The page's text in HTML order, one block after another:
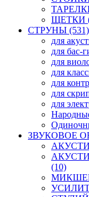
ЩЕТКИ
СТРУНЫ (531)
для
для бас-
для
для
для
для
для
ЗВУКОВОЕ
(10)